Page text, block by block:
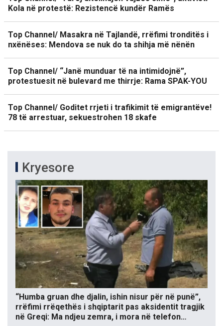
Kola në protestë: Rezistencë kundër Ramës
Top Channel/ Masakra në Tajlandë, rrëfimi tronditës i
nxënëses: Mendova se nuk do ta shihja më nënën
Top Channel/ “Janë munduar të na intimidojnë”,
protestuesit në bulevard me thirrje: Rama SPAK-YOU
Top Channel/ Goditet rrjeti i trafikimit të emigrantëve!
78 të arrestuar, sekuestrohen 18 skafe
Kryesore
“Humba gruan dhe djalin, ishin nisur për në punë”,
rrëfimi rrëqethës i shqiptarit pas aksidentit tragjik
në Greqi: Ma ndjeu zemra, i mora në telefon…